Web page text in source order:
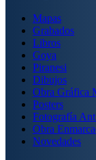
Mapas
Grabados
Libros
Goya
Piranesi
Dibujos
Obra Gráfica
Posters
Fotografía
Obra
Novedades